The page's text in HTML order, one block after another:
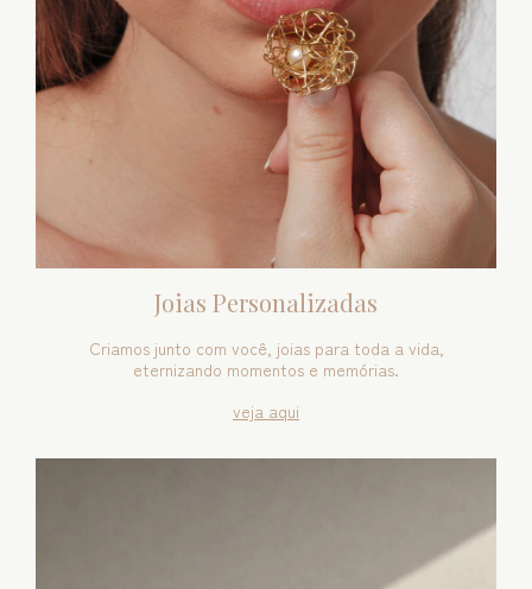
Joias Personalizadas
Criamos junto com você, joias para toda a vida,
eternizando momentos e memórias.
veja aqui